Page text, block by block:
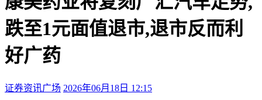
跌至1元面值退市,退市反而利
好广药
证券资讯广场 2026年06月18日 12:15